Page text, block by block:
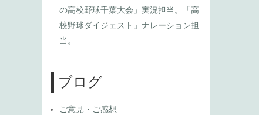
の高校野球千葉大会」実況担当。「高
校野球ダイジェスト」ナレーション担
当。
ブログ
ご意見・ご感想